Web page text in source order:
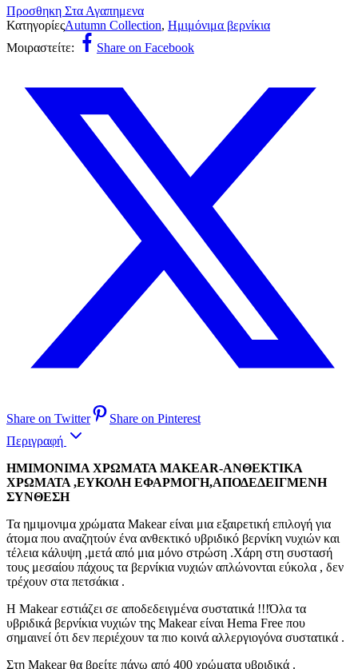
Προσθηκη Στα Αγαπημενα
ΚατηγορίεςAutumn Collection, Ημιμόνιμα βερνίκια
Μοιραστείτε:
Share on Facebook
Share on Twitter
Share on Pinterest
Περιγραφή
ΗΜΙΜΟΝΙΜΑ ΧΡΩΜΑΤΑ MAKEAR-ΑΝΘΕΚΤΙΚΑ
ΧΡΩΜΑΤΑ ,ΕΥΚΟΛΗ ΕΦΑΡΜΟΓΗ,ΑΠΟΔΕΔΕΙΓΜΕΝΗ
ΣΥΝΘΕΣΗ
Τα ημιμονιμα χρώματα Makear είναι μια εξαιρετική επιλογή για
άτομα που αναζητούν ένα ανθεκτικό υβριδικό βερνίκη νυχιών και
τέλεια κάλυψη ,μετά από μια μόνο στρώση .Χάρη στη συστασή
τους μεσαίου πάχους τα βερνίκια νυχιών απλώνονται εύκολα , δεν
τρέχουν στα πετσάκια .
Η Makear εστιάζει σε αποδεδειγμένα συστατικά !!!Όλα τα
υβριδικά βερνίκια νυχιών της Makear είναι Hema Free που
σημαινεί ότι δεν περιέχουν τα πιο κοινά αλλεργιογόνα συστατικά .
Στη Makear θα βρείτε πάνω από 400 χρώματα υβριδικά .